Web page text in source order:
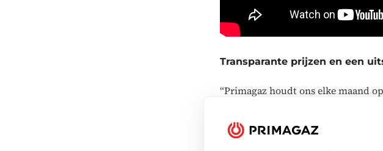
Transparante prijzen en een
“Primagaz houdt ons elke maand
zijn.” Bovendien was Belourthe al
stookolie. Na gericht research